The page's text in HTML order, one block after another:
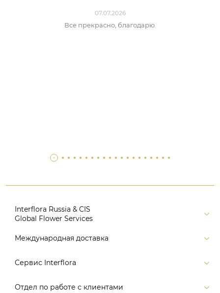
07.07.2026
Все прекрасно, благодарю.
Interflora Russia & CIS
Global Flower Services
Версия для печати
Поиск
Международная доставка
Россия
Европа
Сервис Interflora
Заказ и оплата
Отдел по работе с клиентами